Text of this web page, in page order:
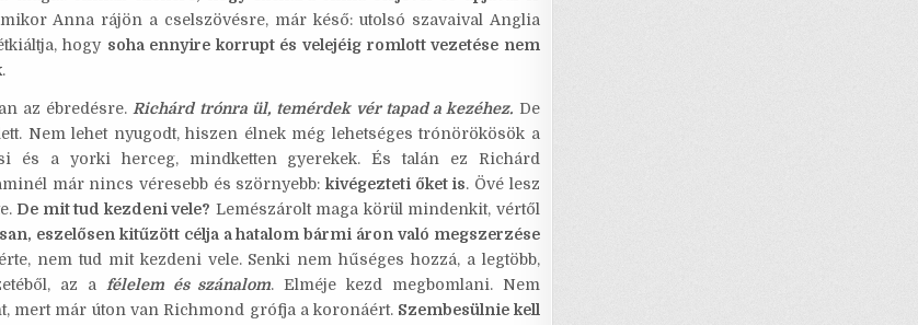
Anna rájön a cselszövésre, már késő: utolsó szavaival Anglia
hogy soha ennyire korrupt és velejéig romlott vezetése nem
.
az ébredésre.Richárd trónra ül, temérdek vér tapad a kezéhez. De
Nem lehet nyugodt, hiszen élnek még lehetséges trónörökösök a
és a yorki herceg, mindketten gyerekek. És talán ez Richárd
már nincs véresebb és szörnyebb:kivégezteti őket is. Övé lesz
De mit tud kezdeni vele? Lemészárolt maga körül mindenkit, vértől
eszelősen kitűzött célja a hatalom bármi áron való megszerzése
nem tud mit kezdeni vele. Senki nem hűséges hozzá, a legtöbb,
az a félelem és szánalom. Elméje kezd megbomlani. Nem
mert már úton van Richmond grófja a koronáért. Szembesülnie kell